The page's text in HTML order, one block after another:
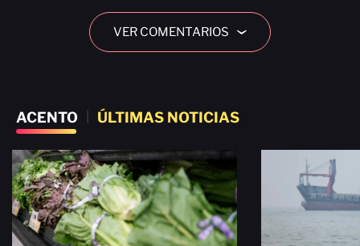
VER COMENTARIOS ›
ACENTO ÚLTIMAS NOTICIAS